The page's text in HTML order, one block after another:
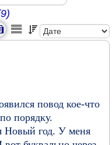
повод кое-что
порядку.
Новый год. У меня